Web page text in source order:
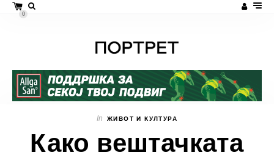
0
In ЖИВОТ И КУЛТУРА
Како вештачката